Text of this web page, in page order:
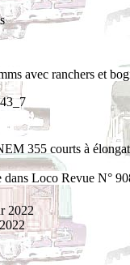
avec ranchers et
355 courts à
dans Loco Revue N°
2022